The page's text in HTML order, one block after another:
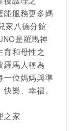
能服務更多媽
家八德分館-
是羅馬神
育和母性之
羅馬人稱為
一位媽媽與準
樂、幸福。
之家